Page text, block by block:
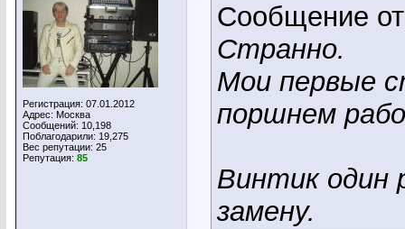
Регистрация: 07.01.2012
Адрес: Москва
Сообщений: 10,198
Поблагодарили: 19,275
Вес репутации: 25
Репутация: 85
Сообщение
Странно.
Мои первые
поршнем
Винтик один
замену.